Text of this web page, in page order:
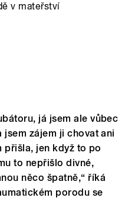
v mateřství
já jsem ale vůbec
jsem zájem ji chovat ani
přišla, jen když to po
to nepřišlo divné,
něco špatně,“ říká
porodu se